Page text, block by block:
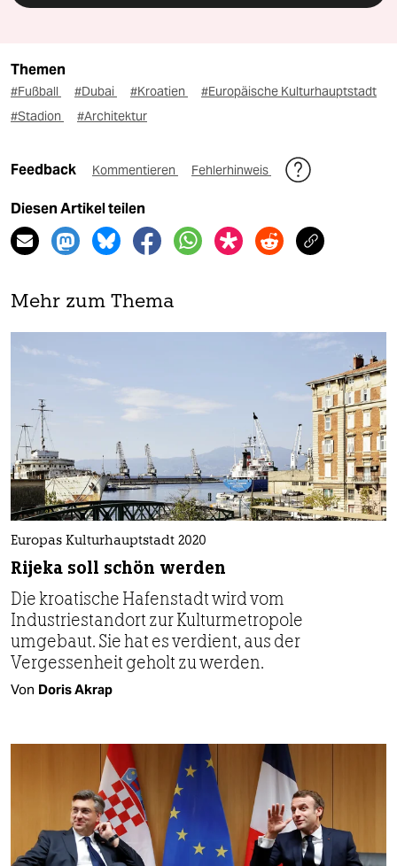
Themen
#Fußball #Dubai #Kroatien
#Europäische Kulturhauptstadt
#Stadion
#Architektur
Feedback Kommentieren Fehlerhinweis
Diesen Artikel teilen
Mehr zum Thema
Europas Kulturhauptstadt 2020
Rijeka soll schön werden
Die kroatische Hafenstadt wird vom
Industriestandort zur Kulturmetropole
umgebaut. Sie hat es verdient, aus der
Vergessenheit geholt zu werden.
Von Doris Akrap